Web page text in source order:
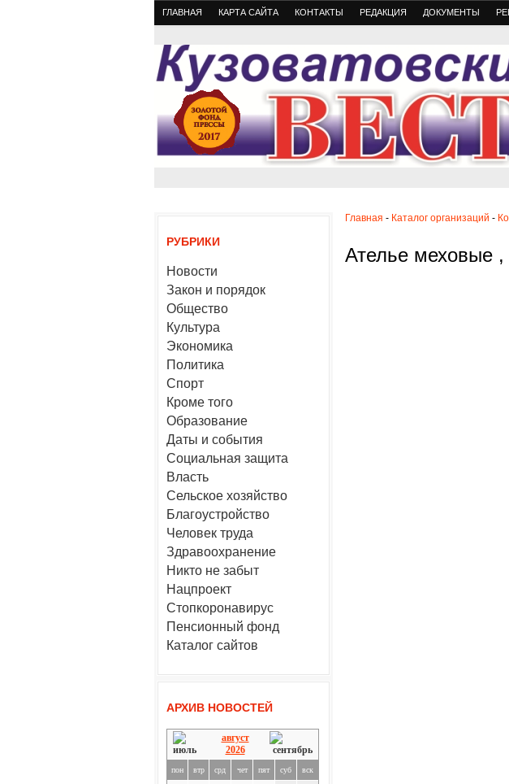
ГЛАВНАЯ КАРТА САЙТА КОНТАКТЫ РЕДАКЦИЯ ДОКУМЕНТЫ
РУБРИКИ
Новости
Закон и порядок
Общество
Культура
Экономика
Политика
Спорт
Кроме того
Образование
Даты и события
Социальная защита
Власть
Сельское хозяйство
Благоустройство
Человек труда
Здравоохранение
Никто не забыт
Нацпроект
Стопкоронавирус
Пенсионный фонд
Каталог сайтов
АРХИВ НОВОСТЕЙ
август
2026
пон втр срд чет пят суб вск
Главная - Каталог организаций -
Ателье меховые